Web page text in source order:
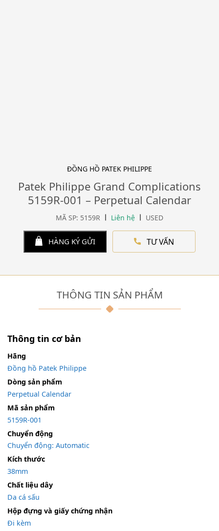
ĐỒNG HỒ PATEK PHILIPPE
Patek Philippe Grand Complications
5159R-001 – Perpetual Calendar
MÃ SP: 5159R Liên hệ USED
HÀNG KÝ GỬI TƯ VẤN
THÔNG TIN SẢN PHẨM
Thông tin cơ bản
Hãng
Đồng hồ Patek Philippe
Dòng sản phẩm
Perpetual Calendar
Mã sản phẩm
5159R-001
Chuyển động
Chuyển động: Automatic
Kích thước
38mm
Chất liệu dây
Da cá sấu
Hộp đựng và giấy chứng nhận
Đi kèm